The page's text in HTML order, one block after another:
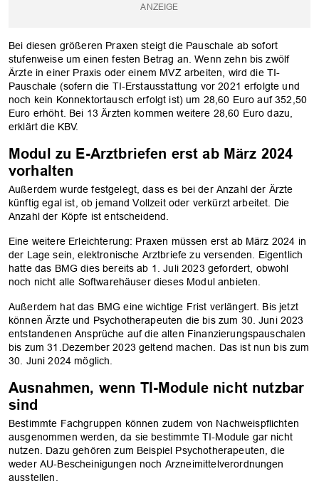
Bei diesen größeren Praxen steigt die Pauschale ab sofort
stufenweise um einen festen Betrag an. Wenn zehn bis zwölf
Ärzte in einer Praxis oder einem MVZ arbeiten, wird die TI-
Pauschale (sofern die TI-Erstausstattung vor 2021 erfolgte und
noch kein Konnektortausch erfolgt ist) um 28,60 Euro auf 352,50
Euro erhöht. Bei 13 Ärzten kommen weitere 28,60 Euro dazu,
erklärt die KBV.
Modul zu E-Arztbriefen erst ab März 2024
vorhalten
Außerdem wurde festgelegt, dass es bei der Anzahl der Ärzte
künftig egal ist, ob jemand Vollzeit oder verkürzt arbeitet. Die
Anzahl der Köpfe ist entscheidend.
Eine weitere Erleichterung: Praxen müssen erst ab März 2024 in
der Lage sein, elektronische Arztbriefe zu versenden. Eigentlich
hatte das BMG dies bereits ab 1. Juli 2023 gefordert, obwohl
noch nicht alle Softwarehäuser dieses Modul anbieten.
Außerdem hat das BMG eine wichtige Frist verlängert. Bis jetzt
können Ärzte und Psychotherapeuten die bis zum 30. Juni 2023
entstandenen Ansprüche auf die alten Finanzierungspauschalen
bis zum 31.Dezember 2023 geltend machen. Das ist nun bis zum
30. Juni 2024 möglich.
Ausnahmen, wenn TI-Module nicht nutzbar
sind
Bestimmte Fachgruppen können zudem von Nachweispflichten
ausgenommen werden, da sie bestimmte TI-Module gar nicht
nutzen. Dazu gehören zum Beispiel Psychotherapeuten, die
weder AU-Bescheinigungen noch Arzneimittelverordnungen
ausstellen.